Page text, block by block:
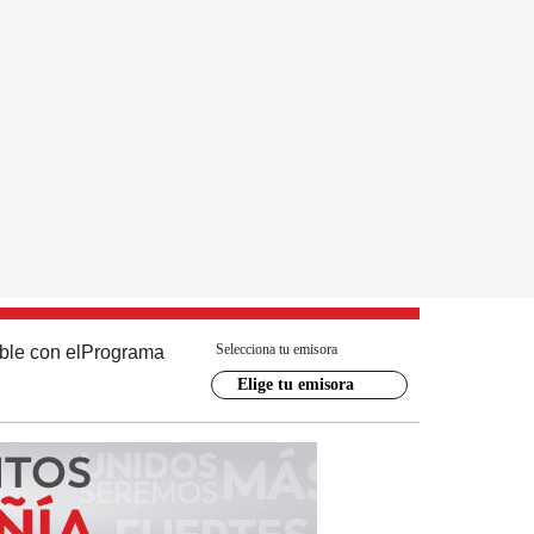
con el Programa Selecciona tu emisora
Elige tu emisora